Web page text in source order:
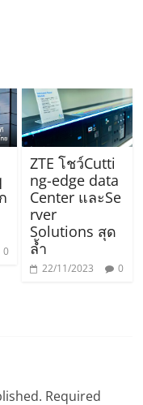
0
ZTE โชว์Cutti
ng-edge data
Center และSe
rver
Solutions สุด
ล้ำ
22/11/2023 0
Required